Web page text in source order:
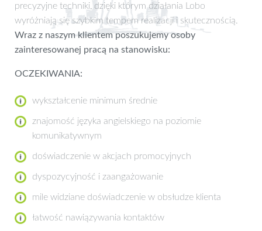
precyzyjne techniki, dzięki którym działania Lobo
wyróżniają się szybkim tempem realizacji i skutecznością.
Wraz z naszym klientem poszukujemy osoby
zainteresowanej pracą na stanowisku:
OCZEKIWANIA:
wykształcenie minimum średnie
znajomość języka angielskiego na poziomie
komunikatywnym
doświadczenie w akcjach promocyjnych
dyspozycyjność i zaangażowanie
mile widziane doświadczenie w obsłudze klienta
łatwość nawiązywania kontaktów